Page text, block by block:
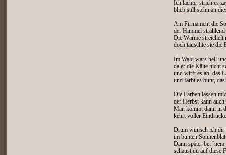
Ich lachte, strich es
blieb still stehn an
Am Firmament die
der Himmel
Die Wärme streichelt
doch täuschte sie die
Im Wald wars hell
da er die Kälte nicht
und wirft es ab, das
und färbt es bunt,
Die Farben lassen
der Herbst kann
Man kommt dann in
kehrt voller
Drum wünsch ich dir
im bunten
Dann später bei
schaust du auf diese